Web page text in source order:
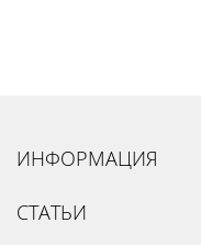
ИНФОРМАЦИЯ
СТАТЬИ